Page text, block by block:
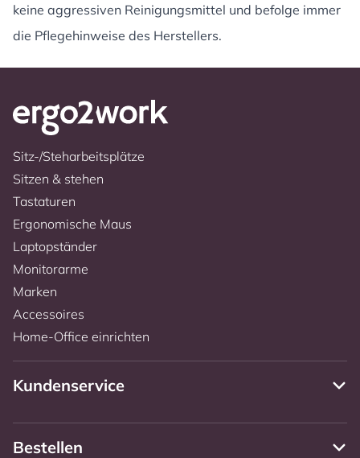
keine aggressiven Reinigungsmittel und befolge immer
die Pflegehinweise des Herstellers.
Sitz-/Steharbeitsplätze
Sitzen & stehen
Tastaturen
Ergonomische Maus
Laptopständer
Monitorarme
Marken
Accessoires
Home-Office einrichten
Kundenservice
Bestellen